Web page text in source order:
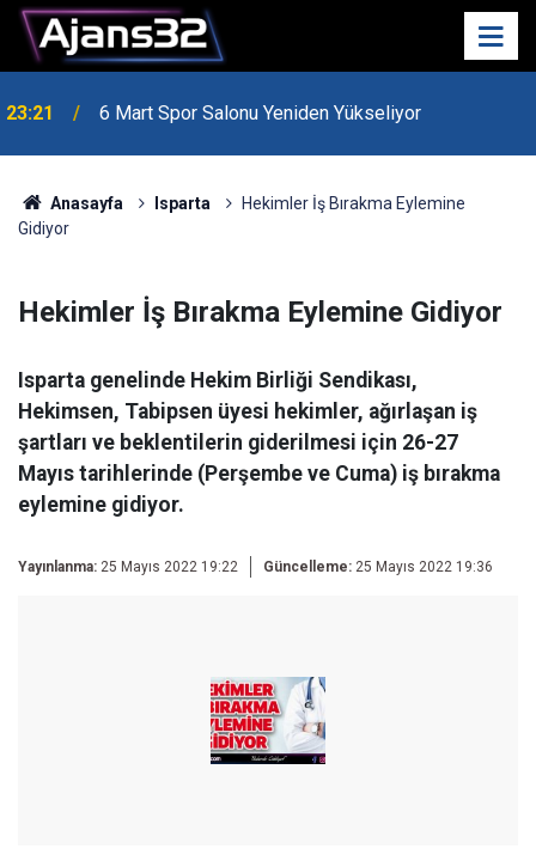
23:21 6 Mart Spor Salonu Yeniden Yükseliyor
Anasayfa Isparta
Hekimler İş Bırakma Eylemine
Gidiyor
Hekimler İş Bırakma Eylemine Gidiyor
Isparta genelinde Hekim Birliği Sendikası,
Hekimsen, Tabipsen üyesi hekimler, ağırlaşan iş
şartları ve beklentilerin giderilmesi için 26-27
Mayıs tarihlerinde (Perşembe ve Cuma) iş bırakma
eylemine gidiyor.
Yayınlanma: 25 Mayıs 2022 19:22 Güncelleme: 25 Mayıs 2022 19:36